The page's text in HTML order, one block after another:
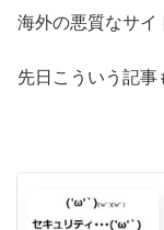
海外の悪質なサイ
先日こういう記事